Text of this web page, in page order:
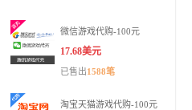
微信游戏代购-100元
17.68美元
已售出1588笔
淘宝天猫游戏代购-100元